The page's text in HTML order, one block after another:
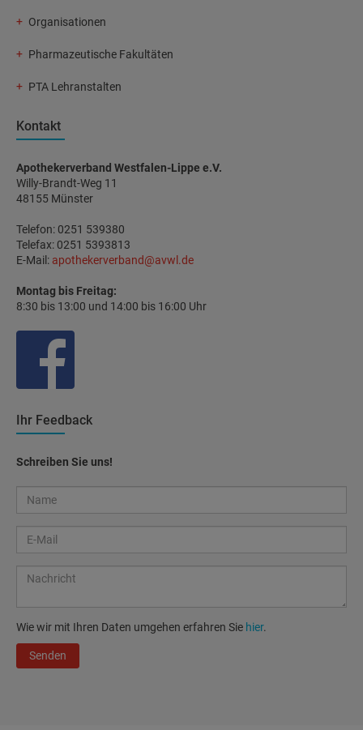
Organisationen
Pharmazeutische Fakultäten
PTA Lehranstalten
Kontakt
Apothekerverband Westfalen-Lippe e.V.
Willy-Brandt-Weg 11
48155 Münster
Telefon: 0251 539380
Telefax: 0251 5393813
E-Mail: apothekerverband@avwl.de
Montag bis Freitag:
8:30 bis 13:00 und 14:00 bis 16:00 Uhr
Ihr Feedback
Schreiben Sie uns!
Wie wir mit Ihren Daten umgehen erfahren Sie hier.
Senden